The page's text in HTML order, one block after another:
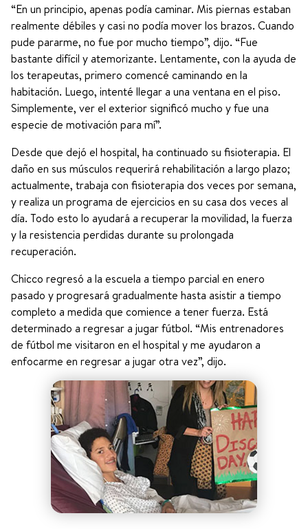
“En un principio, apenas podía caminar. Mis piernas estaban
realmente débiles y casi no podía mover los brazos. Cuando
pude pararme, no fue por mucho tiempo”, dijo. “Fue
bastante difícil y atemorizante. Lentamente, con la ayuda de
los terapeutas, primero comencé caminando en la
habitación. Luego, intenté llegar a una ventana en el piso.
Simplemente, ver el exterior significó mucho y fue una
especie de motivación para mí”.
Desde que dejó el hospital, ha continuado su fisioterapia. El
daño en sus músculos requerirá rehabilitación a largo plazo;
actualmente, trabaja con fisioterapia dos veces por semana,
y realiza un programa de ejercicios en su casa dos veces al
día. Todo esto lo ayudará a recuperar la movilidad, la fuerza
y la resistencia perdidas durante su prolongada
recuperación.
Chicco regresó a la escuela a tiempo parcial en enero
pasado y progresará gradualmente hasta asistir a tiempo
completo a medida que comience a tener fuerza. Está
determinado a regresar a jugar fútbol. “Mis entrenadores
de fútbol me visitaron en el hospital y me ayudaron a
enfocarme en regresar a jugar otra vez”, dijo.